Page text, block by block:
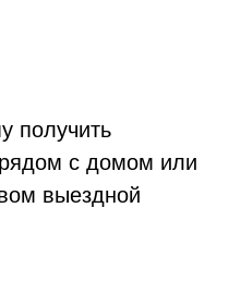
получить
с домом или
выездной